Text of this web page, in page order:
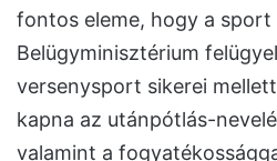
fontos eleme, hogy a sport
Belügyminisztérium
versenysport sikerei
kapna az utánpótlás-
valamint a